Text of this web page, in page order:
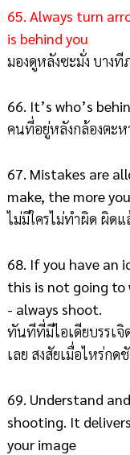
65. Always turn
is behind you
มองดูหลังซะมั่ง บางที
66. It’s who’s
คนที่อยู่หลังกล้องตะห
67. Mistakes are
make, the more
ไม่มีใครไม่ทำผิด ผิดแ
68. If you have an
this is not going to
- always shoot.
ทันทีที่มีไอเดียบรรเจิ
เลย สงสัยเมื่อไหร่กด
69. Understand
shooting. It
your image